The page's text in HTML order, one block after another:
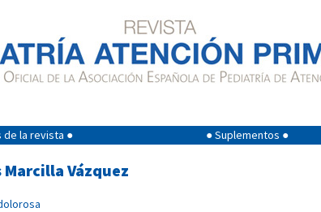
de la revista ● ● Suplementos ●
Vázquez